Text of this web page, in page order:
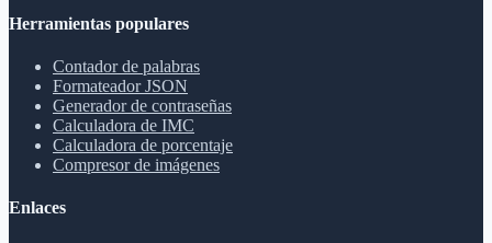
Herramientas populares
Contador de palabras
Formateador JSON
Generador de contraseñas
Calculadora de IMC
Calculadora de porcentaje
Compresor de imágenes
Enlaces